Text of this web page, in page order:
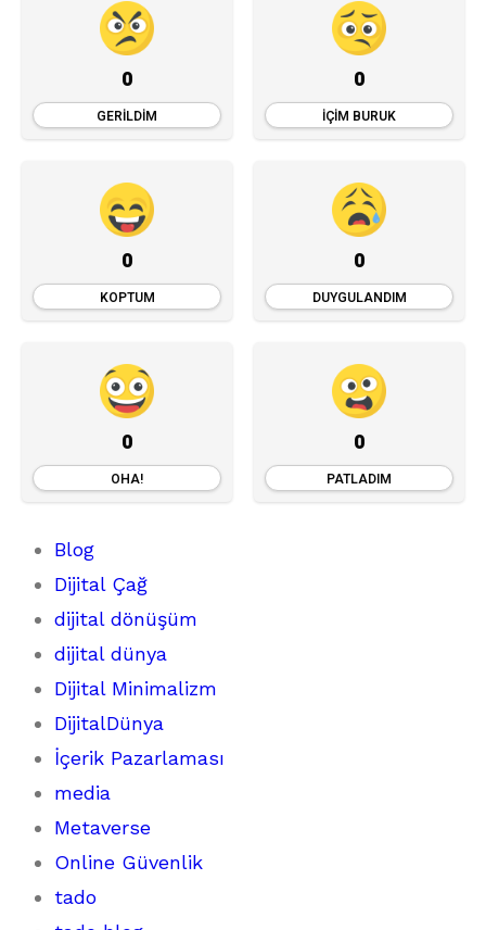
0
GERILDIM
0
İÇIM BURUK
0
KOPTUM
0
DUYGULANDIM
0
OHA!
0
PATLADIM
Blog
Dijital Çağ
dijital dönüşüm
dijital dünya
Dijital Minimalizm
DijitalDünya
İçerik Pazarlaması
media
Metaverse
Online Güvenlik
tado